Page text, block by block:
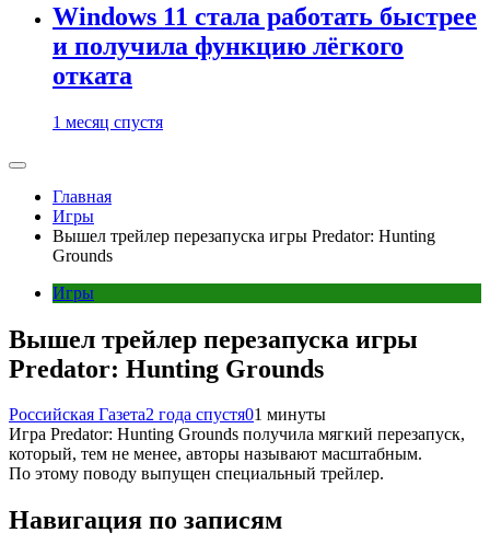
Windows 11 стала работать быстрее
и получила функцию лёгкого
отката
1 месяц спустя
Главная
Игры
Вышел трейлер перезапуска игры Predator: Hunting
Grounds
Игры
Вышел трейлер перезапуска игры
Predator: Hunting Grounds
Российская Газета2 года спустя01 минуты
Игра Predator: Hunting Grounds получила мягкий перезапуск,
который, тем не менее, авторы называют масштабным.
По этому поводу выпущен специальный трейлер.
Навигация по записям